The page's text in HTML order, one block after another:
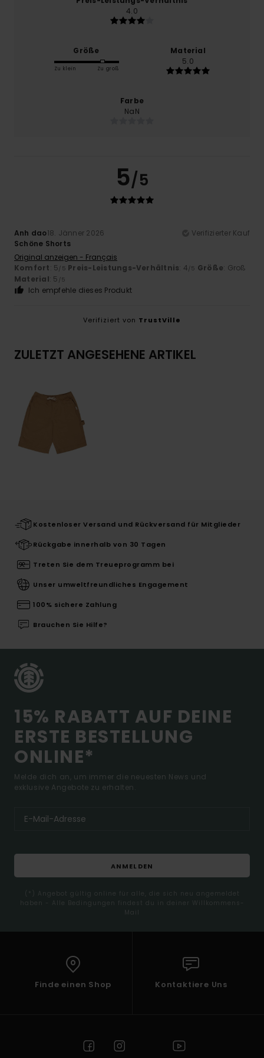
4.0
Größe
Zu klein Zu groß
Material
5.0
Farbe
NaN
5/5
Anh dao18. Jänner 2026
Verifizierter Kauf
Schöne Shorts
Original anzeigen - Français
Komfort: 5/5 Preis-Leistungs-Verhältnis: 4/5 Größe: Groß
Material: 5 /5
Ich empfehle dieses Produkt
Verifiziert von TrustVille
ZULETZT ANGESEHENE ARTIKEL
Kostenloser Versand und Rückversand für Mitglieder
Rückgabe innerhalb von 30 Tagen
Treten Sie dem Treueprogramm bei
Unser umweltfreundliches Engagement
100% sichere Zahlung
Brauchen Sie Hilfe?
15% RABATT AUF DEINE
ERSTE BESTELLUNG
ONLINE*
Melde dich an, um immer die neuesten News und
exklusive Angebote zu erhalten.
ANMELDEN
(*) Angebot gültig online für alle, die sich neu angemeldet
haben - Alle Bedingungen findest du in deiner Willkommens-
Mail
Finde einen Shop Kontaktiere Uns